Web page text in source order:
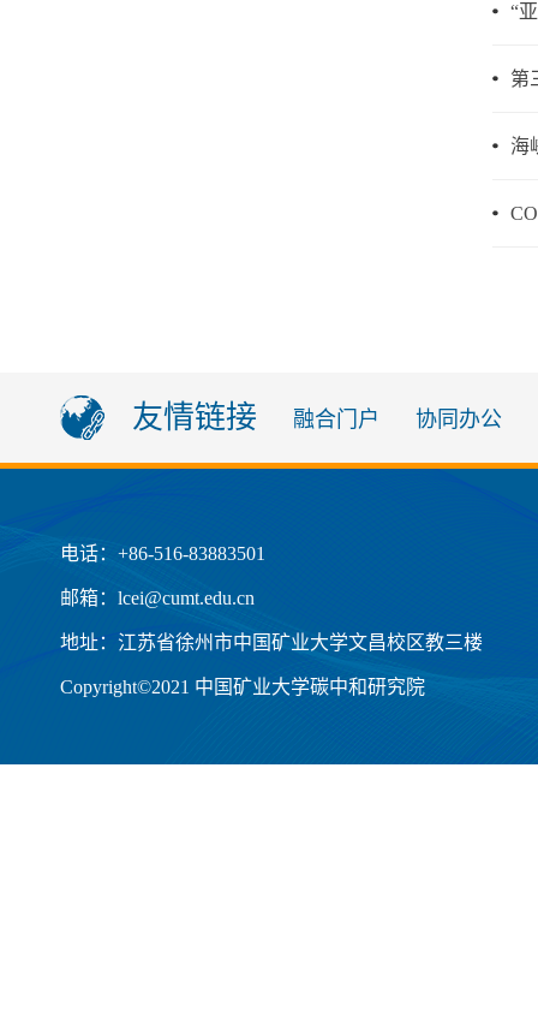
“
第
海
友情链接 融合门户 协同办公
电话：+86-516-83883501
邮箱：lcei@cumt.edu.cn
地址：江苏省徐州市中国矿业大学文昌校区教三楼
Copyright©2021 中国矿业大学碳中和研究院